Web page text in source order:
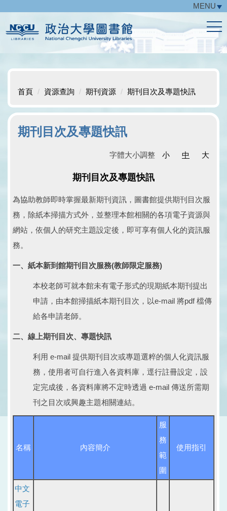
主
要
區
MENU
首頁 資源查詢 期刊資源 期刊目次及專題快訊
期刊目次及專題快訊
字體大小調整 小 中 大
期刊目次及專題快訊
為協助教師即時掌握最新期刊資訊，圖書館提供期刊目次服
務，除紙本掃描方式外，並整理本館相關的各項電子資源與
網站，依個人的研究主題設定後，即可享有個人化的資訊服
務。
一、紙本新到館期刊目次服務(教師限定服務)
本校老師可就本館未有電子形式的現期紙本期刊提出
申請，由本館掃描紙本期刊目次，以e-mail 將pdf 檔傳
給各申請老師。
二、線上期刊目次、專題快訊
利用 e-mail 提供期刊目次或專題選粹的個人化資訊服
務，使用者可自行進入各資料庫，逕行註冊設定，設
定完成後，各資料庫將不定時透過 e-mail 傳送所需期
刊之目次或興趣主題相關連結。
名稱 內容簡介
服
務
範
圍
使用指引
中文
電子